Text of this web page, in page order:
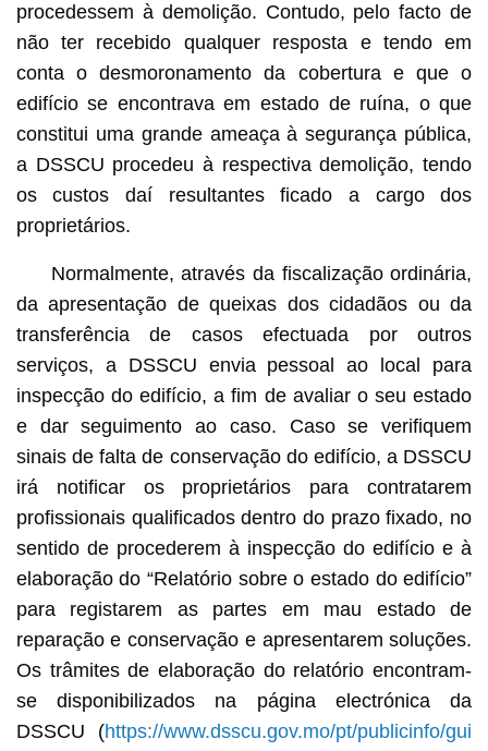
procedessem à demolição. Contudo, pelo facto de
não ter recebido qualquer resposta e tendo em
conta o desmoronamento da cobertura e que o
edifício se encontrava em estado de ruína, o que
constitui uma grande ameaça à segurança pública,
a DSSCU procedeu à respectiva demolição, tendo
os custos daí resultantes ficado a cargo dos
proprietários.
Normalmente, através da fiscalização ordinária,
da apresentação de queixas dos cidadãos ou da
transferência de casos efectuada por outros
serviços, a DSSCU envia pessoal ao local para
inspecção do edifício, a fim de avaliar o seu estado
e dar seguimento ao caso. Caso se verifiquem
sinais de falta de conservação do edifício, a DSSCU
irá notificar os proprietários para contratarem
profissionais qualificados dentro do prazo fixado, no
sentido de procederem à inspecção do edifício e à
elaboração do “Relatório sobre o estado do edifício”
para registarem as partes em mau estado de
reparação e conservação e apresentarem soluções.
Os trâmites de elaboração do relatório encontram-
se disponibilizados na página electrónica da
DSSCU (https://www.dsscu.gov.mo/pt/publicinfo/gui